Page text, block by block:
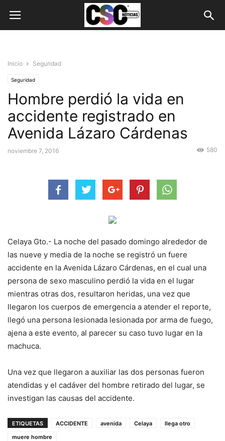
Inicio Seguridad
Seguridad
Hombre perdió la vida en
accidente registrado en
Avenida Lázaro Cárdenas
noviembre 7, 2016 580
Celaya Gto.- La noche del pasado domingo alrededor de
las nueve y media de la noche se registró un fuere
accidente en la Avenida Lázaro Cárdenas, en el cual una
persona de sexo masculino perdió la vida en el lugar
mientras otras dos, resultaron heridas, una vez que
llegaron los cuerpos de emergencia a atender el reporte,
llegó una persona lesionada lesionada por arma de fuego,
ajena a este evento, al parecer su caso tuvo lugar en la
machuca.
Una vez que llegaron a auxiliar las dos personas fueron
atendidas y el cadáver del hombre retirado del lugar, se
investigan las causas del accidente.
ETIQUETAS ACCIDENTE avenida Celaya
llega otro
muere hombre